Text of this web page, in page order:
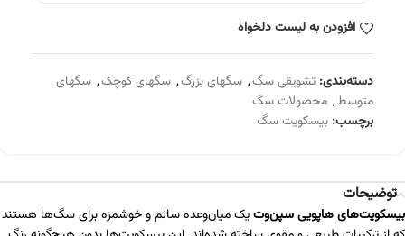
افزودن به لیست دلخواه
دسته‌بندی: تشویقی سگ, سگهای بزرگ, سگهای کوچک, سگهای
متوسط, محصولات سگ
برچسب: بیسکویت سگ
توضیحات
بیسکویت‌های هاپویی سپن‌وتیک میان‌وعده سالم و خوشمزه برای سگ‌ها هستند